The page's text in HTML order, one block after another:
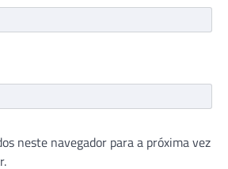
neste navegador para a próxima vez